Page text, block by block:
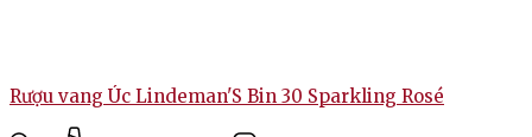
Rượu vang Úc Lindeman'S Bin 30 Sparkling Rosé